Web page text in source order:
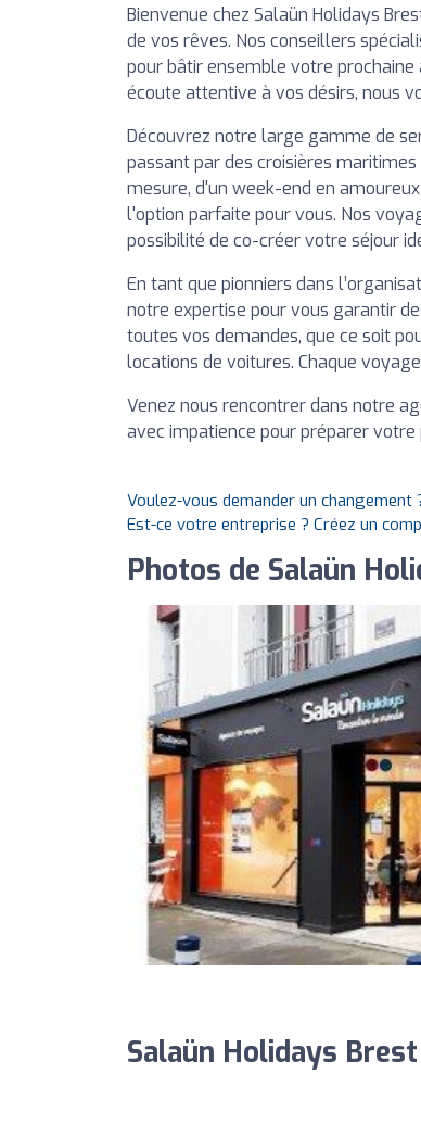
Bienvenue chez Salaün Holidays
de vos rêves. Nos conseillers
pour bâtir ensemble votre
écoute attentive à vos désirs, nous
Découvrez notre large gamme de
passant par des croisières
mesure, d'un week-end en
l'option parfaite pour vous. Nos
possibilité de co-créer votre séjour
En tant que pionniers dans
notre expertise pour vous garantir
toutes vos demandes, que ce soit
locations de voitures. Chaque
Venez nous rencontrer dans notre
avec impatience pour préparer
Voulez-vous demander un changement
Est-ce votre entreprise ? Créez un
Photos de Salaün
Salaün Holidays